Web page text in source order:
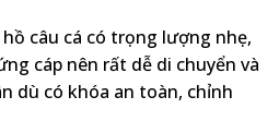
câu cá có trọng lượng nhẹ,
cáp nên rất dễ di chuyển và
dù có khóa an toàn, chỉnh